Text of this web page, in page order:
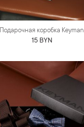
Подарочная коробка Keyman
15 BYN